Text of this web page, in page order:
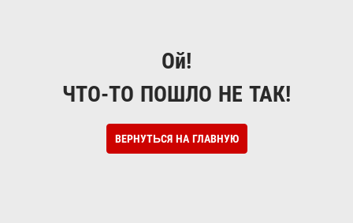
Ой!
ЧТО-ТО ПОШЛО НЕ ТАК!
ВЕРНУТЬСЯ НА ГЛАВНУЮ